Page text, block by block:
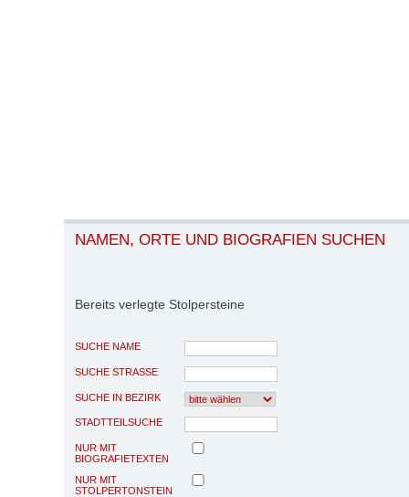
NAMEN, ORTE UND BIOGRAFIEN SUCHEN
Bereits verlegte Stolpersteine
SUCHE NAME
SUCHE STRASSE
SUCHE IN BEZIRK
STADTTEILSUCHE
NUR MIT
BIOGRAFIETEXTEN
NUR MIT
STOLPERTONSTEIN